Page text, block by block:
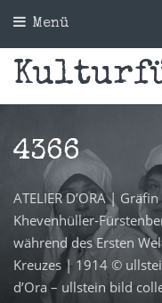
Menü
4366
ATELIER D’ORA |
Khevenhüller-
während des Ersten
Kreuzes | 1914 ©
d’Ora – ullstein bild